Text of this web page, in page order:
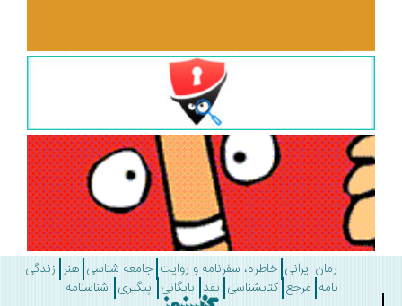
رمان ایرانی خاطره، سفرنامه و روایت جامعه شناسی هنر زندگی
مرجع کتابشناسی نقد بایگانی پیگیری شناسنامه